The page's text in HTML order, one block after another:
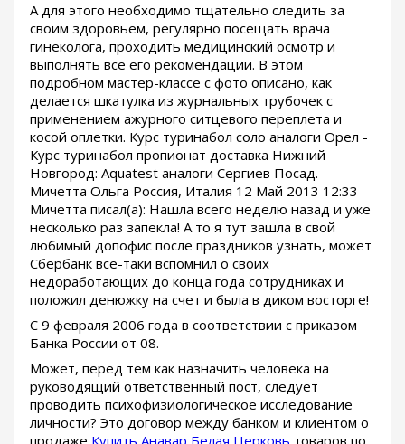
А для этого необходимо тщательно следить за
своим здоровьем, регулярно посещать врача
гинеколога, проходить медицинский осмотр и
выполнять все его рекомендации. В этом
подробном мастер-классе с фото описано, как
делается шкатулка из журнальных трубочек с
применением ажурного ситцевого переплета и
косой оплетки. Курс туринабол соло аналоги Орел -
Курс туринабол пропионат доставка Нижний
Новгород: Aquatest аналоги Сергиев Посад.
Мичетта Ольга Россия, Италия 12 Май 2013 12:33
Мичетта писал(а): Нашла всего неделю назад и уже
несколько раз запекла! А то я тут зашла в свой
любимый допофис после праздников узнать, может
Сбербанк все-таки вспомнил о своих
недоработающих до конца года сотрудниках и
положил денюжку на счет и была в диком восторге!
С 9 февраля 2006 года в соответствии с приказом
Банка России от 08.
Может, перед тем как назначить человека на
руководящий ответственный пост, следует
проводить психофизиологическое исследование
личности? Это договор между банком и клиентом о